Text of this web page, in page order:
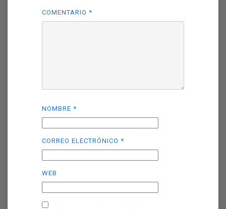
COMENTARIO *
NOMBRE *
CORREO ELECTRÓNICO *
WEB